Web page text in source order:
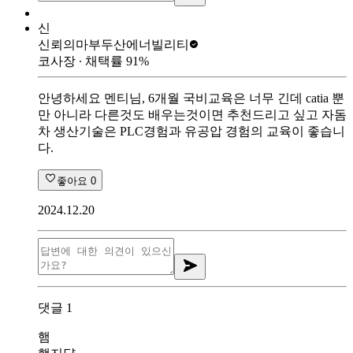
신
신뢰의마부두산에너빌리티
코사장 ∙ 채택률 91%
안녕하세요 멘티님, 6개월 국비교육은 너무 긴데 catia 뿐
만 아니라 다른것도 배우는것이면 추천드리고 싶고 자돔
차 생산기술은 PLC경험과 유공압 경험의 교육이 좋습니
다.
좋아요 0
2024.12.20
댓글 1
햄